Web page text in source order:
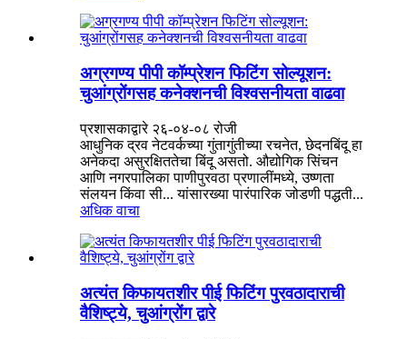
अग्रगण्य पीपी कॉम्प्रेशन फिटिंग सोल्यूशन:
चुआंग्रोंगसह कनेक्शनची विश्वसनीयता वाढवा
प्रशासकाद्वारे २६-०४-०८ रोजी
आधुनिक द्रव नेटवर्कच्या गुंतागुंतीच्या रचनेत, छेदनबिंदू हा
अनेकदा असुरक्षिततेचा बिंदू असतो. औद्योगिक सिंचन
आणि नगरपालिका पाणीपुरवठा प्रणालींमध्ये, उष्णता
संलयन किंवा सी... यांसारख्या पारंपारिक जोडणी पद्धती...
अधिक वाचा
अत्यंत किफायतशीर पीई फिटिंग पुरवठादाराची
वैशिष्ट्ये, चुआंग्रोंग द्वारे